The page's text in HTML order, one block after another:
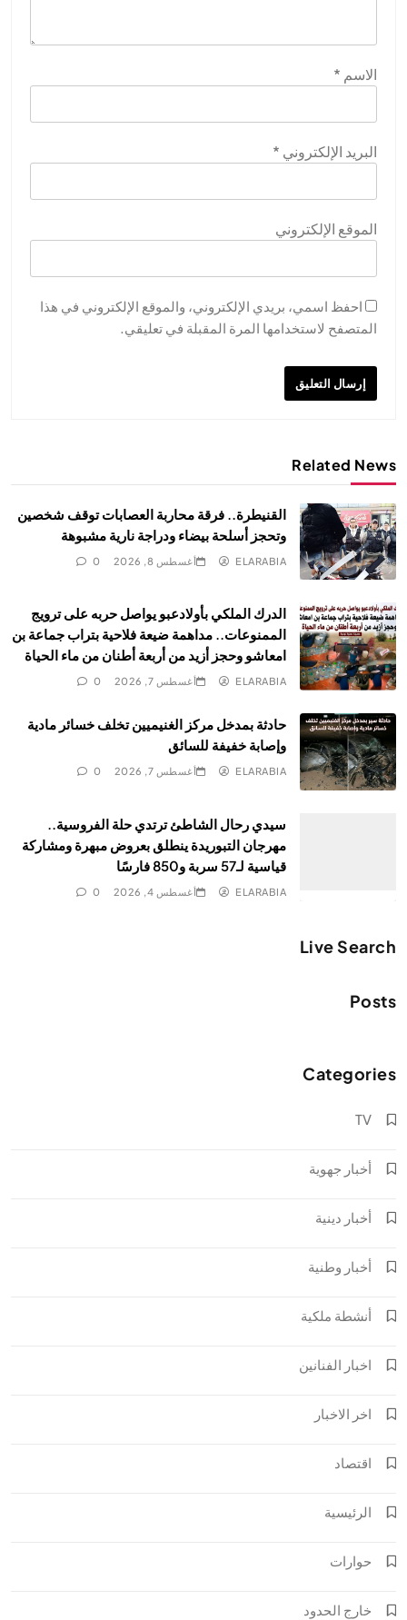
الاسم *
البريد الإلكتروني *
الموقع الإلكتروني
احفظ اسمي، بريدي الإلكتروني، والموقع الإلكتروني في هذا
المتصفح لاستخدامها المرة المقبلة في تعليقي.
Related News
القنيطرة.. فرقة محاربة العصابات توقف شخصين
وتحجز أسلحة بيضاء ودراجة نارية مشبوهة
ELARABIA أغسطس 8, 2026 0
الدرك الملكي بأولادعبو يواصل حربه على ترويج
الممنوعات.. مداهمة ضيعة فلاحية بتراب جماعة بن
امعاشو وحجز أزيد من أربعة أطنان من ماء الحياة
ELARABIA أغسطس 7, 2026 0
حادثة بمدخل مركز الغنيميين تخلف خسائر مادية
وإصابة خفيفة للسائق
ELARABIA أغسطس 7, 2026 0
سيدي رحال الشاطئ ترتدي حلة الفروسية..
مهرجان التبوريدة ينطلق بعروض مبهرة ومشاركة
قياسية لـ57 سربة و850 فارسًا
ELARABIA أغسطس 4, 2026 0
Live Search
Posts
Categories
TV
أخبار جهوية
أخبار دينية
أخبار وطنية
أنشطة ملكية
اخبار الفنانين
اخر الاخبار
اقتصاد
الرئيسية
حوارات
خارج الحدود